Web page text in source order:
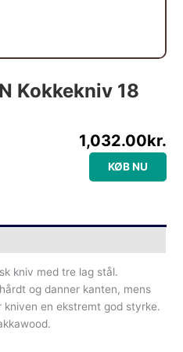
Kokkekniv 18
1,032.00kr.
KØB NU
kniv med tre lag stål.
og danner kanten, mens
kniven en ekstremt god styrke.